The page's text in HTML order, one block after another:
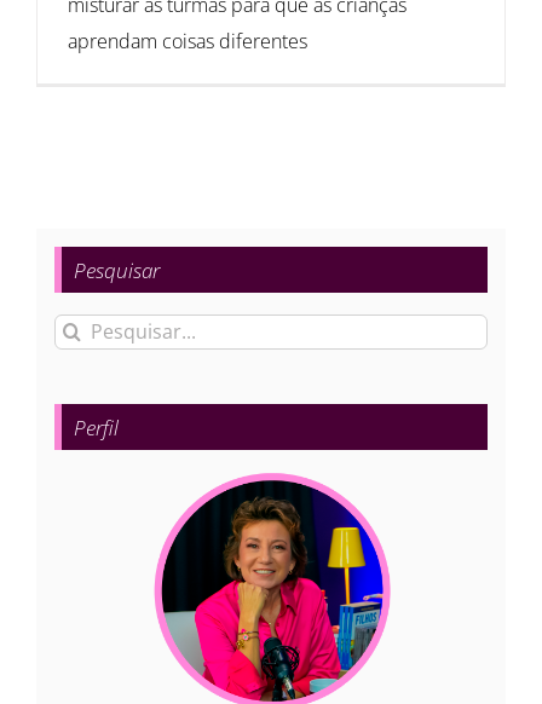
aprendam coisas diferentes
Pesquisar
Buscar
para:
Perfil